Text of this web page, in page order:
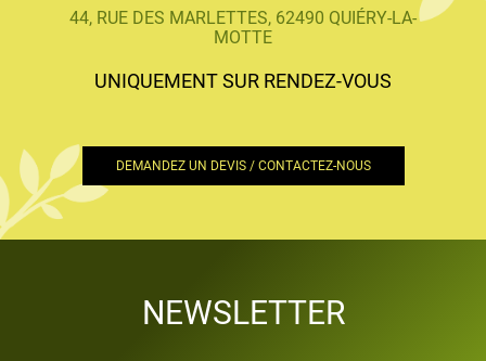
44, RUE DES MARLETTES, 62490 QUIÉRY-LA-
MOTTE
UNIQUEMENT SUR RENDEZ-VOUS
DEMANDEZ UN DEVIS / CONTACTEZ-NOUS
NEWSLETTER